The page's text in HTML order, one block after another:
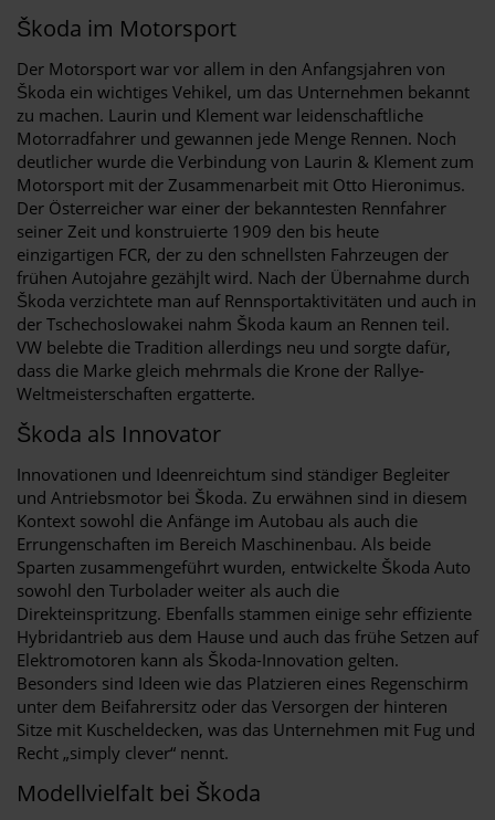
Škoda im Motorsport
Der Motorsport war vor allem in den Anfangsjahren von
Škoda ein wichtiges Vehikel, um das Unternehmen bekannt
zu machen. Laurin und Klement war leidenschaftliche
Motorradfahrer und gewannen jede Menge Rennen. Noch
deutlicher wurde die Verbindung von Laurin & Klement zum
Motorsport mit der Zusammenarbeit mit Otto Hieronimus.
Der Österreicher war einer der bekanntesten Rennfahrer
seiner Zeit und konstruierte 1909 den bis heute
einzigartigen FCR, der zu den schnellsten Fahrzeugen der
frühen Autojahre gezähjlt wird. Nach der Übernahme durch
Škoda verzichtete man auf Rennsportaktivitäten und auch in
der Tschechoslowakei nahm Škoda kaum an Rennen teil.
VW belebte die Tradition allerdings neu und sorgte dafür,
dass die Marke gleich mehrmals die Krone der Rallye-
Weltmeisterschaften ergatterte.
Škoda als Innovator
Innovationen und Ideenreichtum sind ständiger Begleiter
und Antriebsmotor bei Škoda. Zu erwähnen sind in diesem
Kontext sowohl die Anfänge im Autobau als auch die
Errungenschaften im Bereich Maschinenbau. Als beide
Sparten zusammengeführt wurden, entwickelte Škoda Auto
sowohl den Turbolader weiter als auch die
Direkteinspritzung. Ebenfalls stammen einige sehr effiziente
Hybridantrieb aus dem Hause und auch das frühe Setzen auf
Elektromotoren kann als Škoda-Innovation gelten.
Besonders sind Ideen wie das Platzieren eines Regenschirm
unter dem Beifahrersitz oder das Versorgen der hinteren
Sitze mit Kuscheldecken, was das Unternehmen mit Fug und
Recht „simply clever“ nennt.
Modellvielfalt bei Škoda